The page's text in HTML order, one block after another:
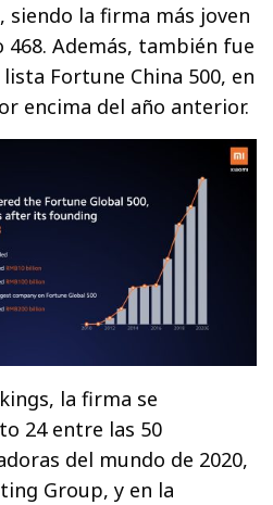
siendo la firma más joven
Además, también fue
Fortune China 500, en
encima del año anterior.
la firma se
24 entre las 50
del mundo de 2020,
Group, y en la